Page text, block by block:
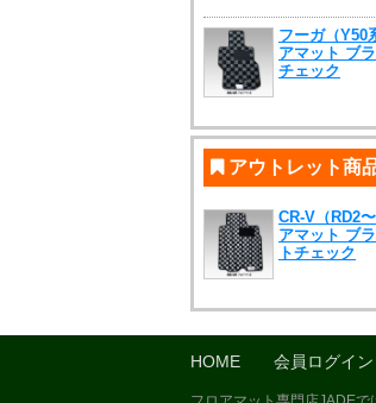
フーガ（Y50
アマット ブ
チェック
アウトレット商
CR-V（RD2
アマット ブ
トチェック
HOME 会員ログイン